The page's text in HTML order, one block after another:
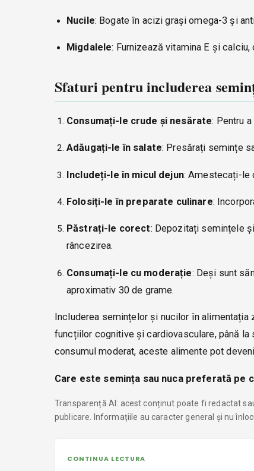
Nucile: Bogate în acizi grași omega-3 și
Migdalele: Furnizează vitamina E și
Sfaturi pentru includerea
Consumați-le crude și nesărate: Pentru
Adăugați-le în salate: Presărați semințe
Includeți-le în micul dejun: Amestecați-le
Folosiți-le în preparate culinare:
Păstrați-le corect: Depozitați semințele
râncezirea.
Consumați-le cu moderație: Deși sunt
aproximativ 30 de grame.
Includerea semințelor și nucilor în
funcțiilor cognitive și cardiovasculare, până
consumul moderat, aceste alimente pot
Care este semința sau nuca preferată pe
Transparență AI: acest conținut poate fi redactat
publicare. Informațiile au caracter general și nu
CONTINUA LECTURA